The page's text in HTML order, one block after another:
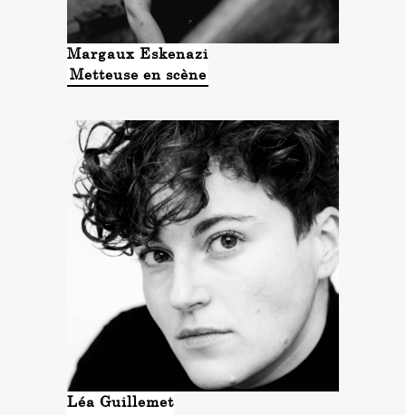
Margaux Eskenazi
Metteuse en scène
Léa Guillemet